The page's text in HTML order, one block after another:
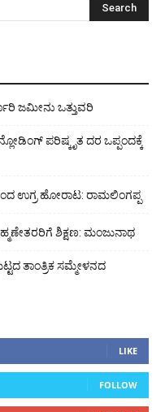
ಜಮೀನು ಒತ್ತುವರಿ
ಪರಿಷ್ಕೃತ ದರ ಒಪ್ಪಂದಕ್ಕೆ
ಉಗ್ರ ಹೋರಾಟ: ರಾಮಲಿಂಗಪ್ಪ
ಶಿಕ್ಷಣ: ಮಂಜುನಾಥ
ತಾಂತ್ರಿಕ ಸಮ್ಮೇಳನದ
LIKE
FOLLOW